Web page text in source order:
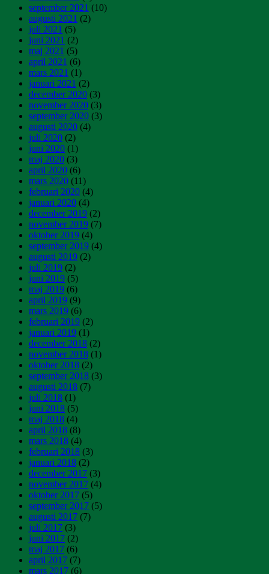
september 2021 (10)
augusti 2021 (2)
juli 2021 (5)
juni 2021 (2)
maj 2021 (5)
april 2021 (6)
mars 2021 (1)
januari 2021 (2)
december 2020 (3)
november 2020 (3)
september 2020 (3)
augusti 2020 (4)
juli 2020 (2)
juni 2020 (1)
maj 2020 (3)
april 2020 (6)
mars 2020 (11)
februari 2020 (4)
januari 2020 (4)
december 2019 (2)
november 2019 (7)
oktober 2019 (4)
september 2019 (4)
augusti 2019 (2)
juli 2019 (2)
juni 2019 (5)
maj 2019 (6)
april 2019 (9)
mars 2019 (6)
februari 2019 (2)
januari 2019 (1)
december 2018 (2)
november 2018 (1)
oktober 2018 (2)
september 2018 (3)
augusti 2018 (7)
juli 2018 (1)
juni 2018 (5)
maj 2018 (4)
april 2018 (8)
mars 2018 (4)
februari 2018 (3)
januari 2018 (2)
december 2017 (3)
november 2017 (4)
oktober 2017 (5)
september 2017 (5)
augusti 2017 (7)
juli 2017 (3)
juni 2017 (2)
maj 2017 (6)
april 2017 (7)
mars 2017 (6)